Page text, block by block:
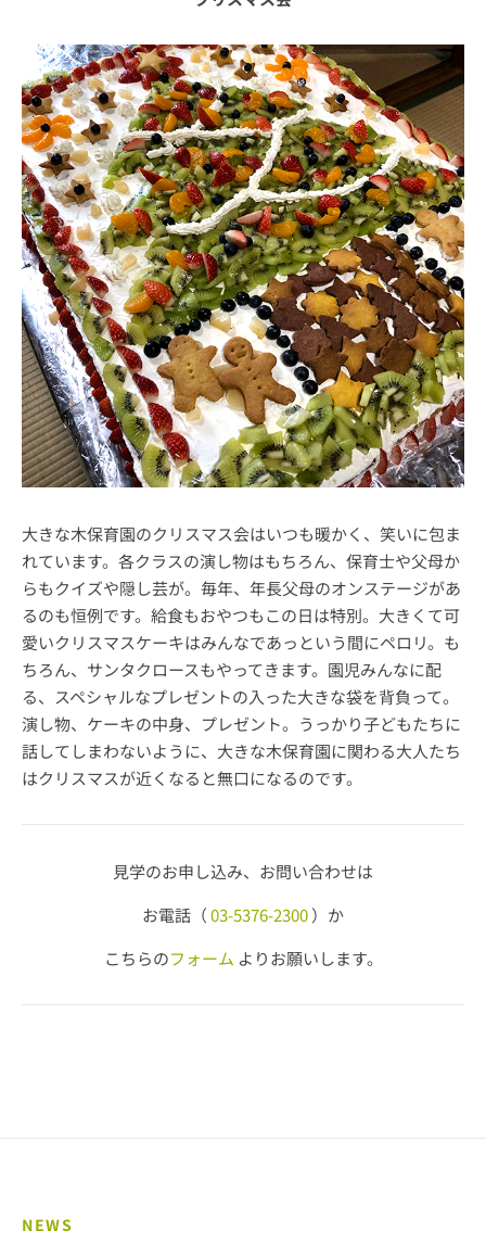
大きな木保育園のクリスマス会はいつも暖かく、笑いに包ま
れています。各クラスの演し物はもちろん、保育士や父母か
らもクイズや隠し芸が。毎年、年長父母のオンステージがあ
るのも恒例です。給食もおやつもこの日は特別。大きくて可
愛いクリスマスケーキはみんなであっという間にペロリ。も
ちろん、サンタクロースもやってきます。園児みんなに配
る、スペシャルなプレゼントの入った大きな袋を背負って。
演し物、ケーキの中身、プレゼント。うっかり子どもたちに
話してしまわないように、大きな木保育園に関わる大人たち
はクリスマスが近くなると無口になるのです。
見学のお申し込み、お問い合わせは
お電話（03-5376-2300）か
こちらのフォーム よりお願いします。
NEWS